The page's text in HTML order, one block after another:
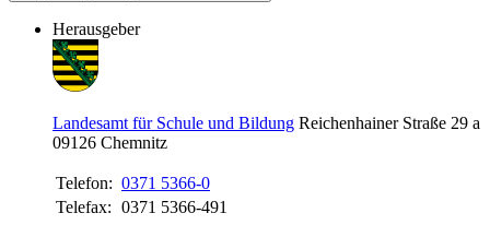
Herausgeber
Landesamt für Schule und Bildung Reichenhainer Straße 29 a
09126 Chemnitz
Telefon: 0371 5366-0
Telefax: 0371 5366-491